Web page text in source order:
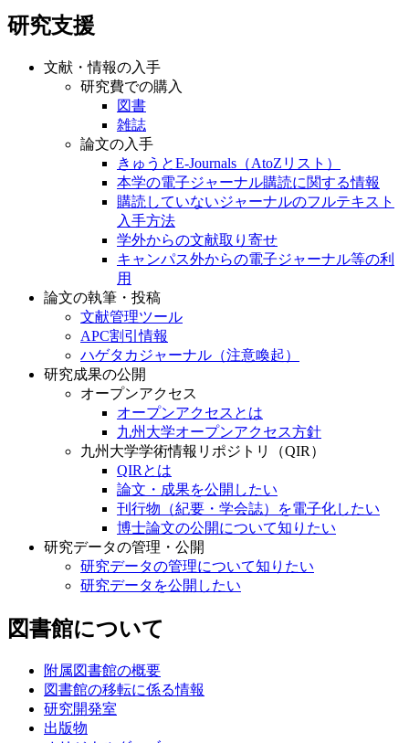
研究支援
文献・情報の入手
研究費での購入
図書
雑誌
論文の入手
きゅうとE-Journals（AtoZリスト）
本学の電子ジャーナル購読に関する情報
購読していないジャーナルのフルテキスト
入手方法
学外からの文献取り寄せ
キャンパス外からの電子ジャーナル等の利
用
論文の執筆・投稿
文献管理ツール
APC割引情報
ハゲタカジャーナル（注意喚起）
研究成果の公開
オープンアクセス
オープンアクセスとは
九州大学オープンアクセス方針
九州大学学術情報リポジトリ（QIR）
QIRとは
論文・成果を公開したい
刊行物（紀要・学会誌）を電子化したい
博士論文の公開について知りたい
研究データの管理・公開
研究データの管理について知りたい
研究データを公開したい
図書館について
附属図書館の概要
図書館の移転に係る情報
研究開発室
出版物